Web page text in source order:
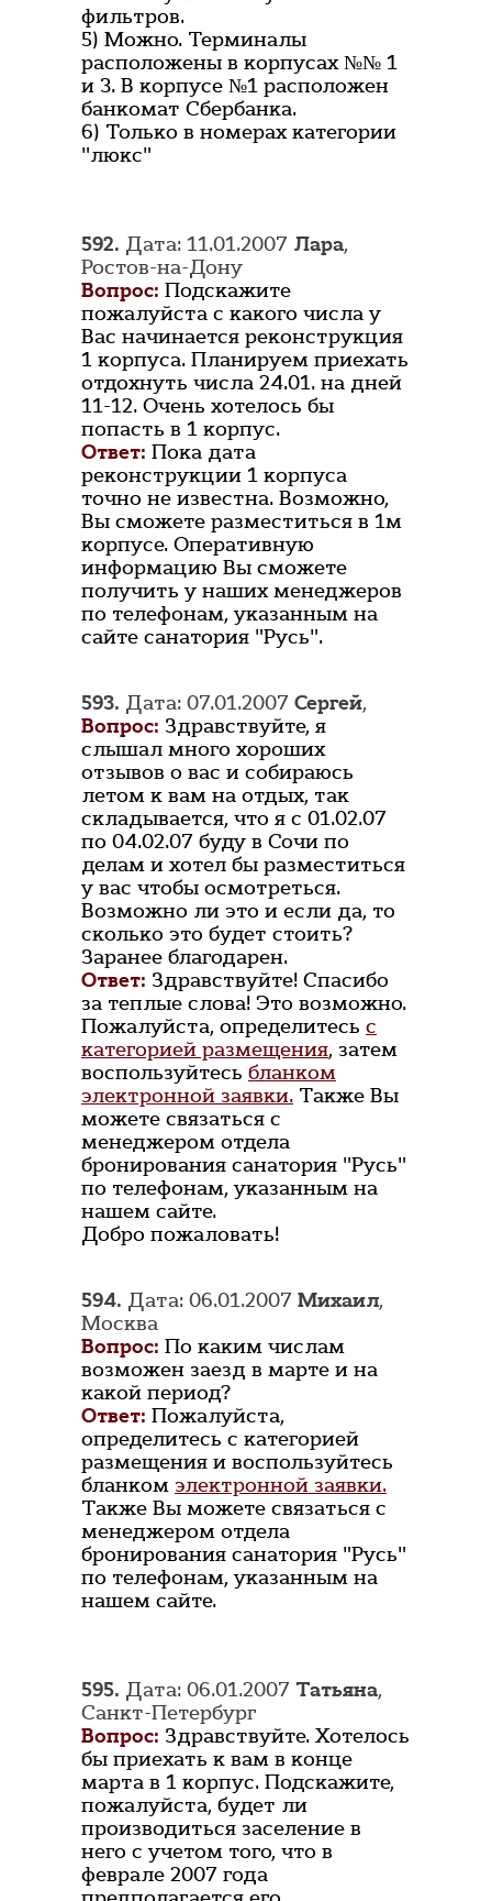
фильтров.
5) Можно. Терминалы
расположены в корпусах №№ 1
и 3. В корпусе №1 расположен
банкомат Сбербанка.
6) Только в номерах категории
"люкс"
592. Дата: 11.01.2007 Лара,
Ростов-на-Дону
Вопрос: Подскажите
пожалуйста с какого числа у
Вас начинается реконструкция
1 корпуса. Планируем приехать
отдохнуть числа 24.01. на дней
11-12. Очень хотелось бы
попасть в 1 корпус.
Ответ: Пока дата
реконструкции 1 корпуса
точно не известна. Возможно,
Вы сможете разместиться в 1м
корпусе. Оперативную
информацию Вы сможете
получить у наших менеджеров
по телефонам, указанным на
сайте санатория "Русь".
593. Дата: 07.01.2007 Сергей,
Вопрос: Здравствуйте, я
слышал много хороших
отзывов о вас и собираюсь
летом к вам на отдых, так
складывается, что я с 01.02.07
по 04.02.07 буду в Сочи по
делам и хотел бы разместиться
у вас чтобы осмотреться.
Возможно ли это и если да, то
сколько это будет стоить?
Заранее благодарен.
Ответ: Здравствуйте! Спасибо
за теплые слова! Это возможно.
Пожалуйста, определитесь с
категорией размещения, затем
воспользуйтесь бланком
электронной заявки. Также Вы
можете связаться с
менеджером отдела
бронирования санатория "Русь"
по телефонам, указанным на
нашем сайте.
Добро пожаловать!
594. Дата: 06.01.2007 Михаил,
Москва
Вопрос: По каким числам
возможен заезд в марте и на
какой период?
Ответ: Пожалуйста,
определитесь с категорией
размещения и воспользуйтесь
бланком электронной заявки.
Также Вы можете связаться с
менеджером отдела
бронирования санатория "Русь"
по телефонам, указанным на
нашем сайте.
595. Дата: 06.01.2007 Татьяна,
Санкт-Петербург
Вопрос: Здравствуйте. Хотелось
бы приехать к вам в конце
марта в 1 корпус. Подскажите,
пожалуйста, будет ли
производиться заселение в
него с учетом того, что в
феврале 2007 года